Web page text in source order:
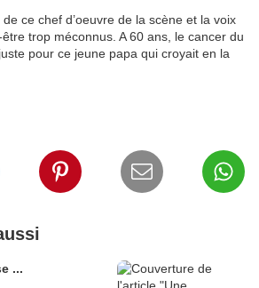
ce chef d’oeuvre de la scène et la voix
trop méconnus. A 60 ans, le cancer du
pour ce jeune papa qui croyait en la
...